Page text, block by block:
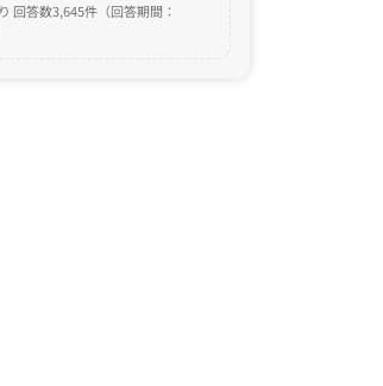
回答数3,645件（回答期間：